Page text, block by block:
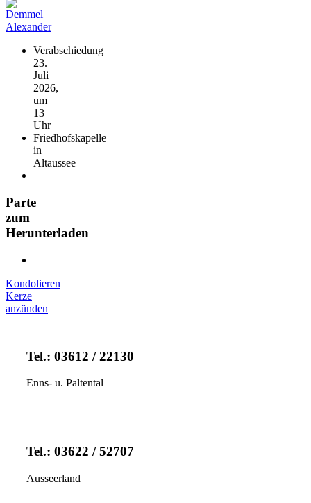
Verabschiedung
23.
Juli
2026,
um
13
Uhr
Friedhofskapelle
in
Altaussee
Parte
zum
Herunterladen
Kondolieren
Kerze
anzünden
Tel.: 03612 / 22130
Enns- u. Paltental
Tel.: 03622 / 52707
Ausseerland